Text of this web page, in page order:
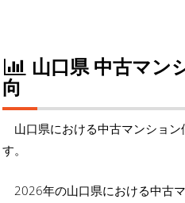
山口県 中古マン
向
山口県における中古マンショ
す。
2026年の山口県における中古